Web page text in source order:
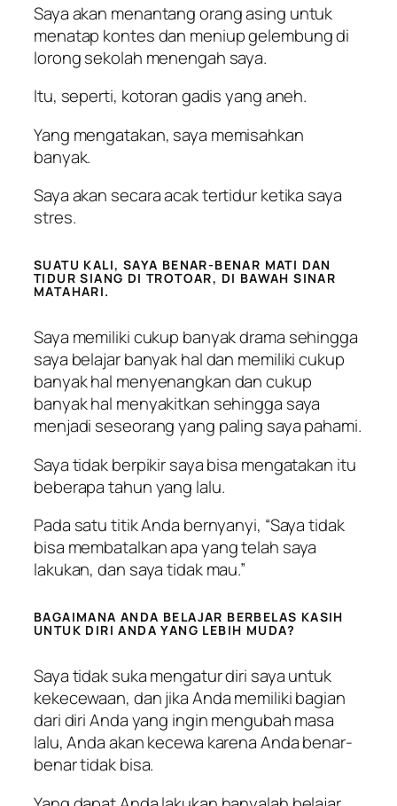
Saya akan menantang orang asing untuk
menatap kontes dan meniup gelembung di
lorong sekolah menengah saya.
Itu, seperti, kotoran gadis yang aneh.
Yang mengatakan, saya memisahkan
banyak.
Saya akan secara acak tertidur ketika saya
stres.
SUATU KALI, SAYA BENAR-BENAR MATI DAN
TIDUR SIANG DI TROTOAR, DI BAWAH SINAR
MATAHARI.
Saya memiliki cukup banyak drama sehingga
saya belajar banyak hal dan memiliki cukup
banyak hal menyenangkan dan cukup
banyak hal menyakitkan sehingga saya
menjadi seseorang yang paling saya pahami.
Saya tidak berpikir saya bisa mengatakan itu
beberapa tahun yang lalu.
Pada satu titik Anda bernyanyi, “Saya tidak
bisa membatalkan apa yang telah saya
lakukan, dan saya tidak mau.”
BAGAIMANA ANDA BELAJAR BERBELAS KASIH
UNTUK DIRI ANDA YANG LEBIH MUDA?
Saya tidak suka mengatur diri saya untuk
kekecewaan, dan jika Anda memiliki bagian
dari diri Anda yang ingin mengubah masa
lalu, Anda akan kecewa karena Anda benar-
benar tidak bisa.